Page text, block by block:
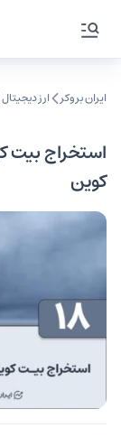
ایران بروکر ارز دیجیتال
استخراج
کوین